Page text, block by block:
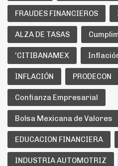
FRAUDES FINANCIEROS
ALZA DE TASAS
'CITIBANAMEX
INFLACIÓN PRODECON
Confianza Empresarial
Bolsa Mexicana de Valores
EDUCACION FINANCIERA
INDUSTRIA AUTOMOTRIZ